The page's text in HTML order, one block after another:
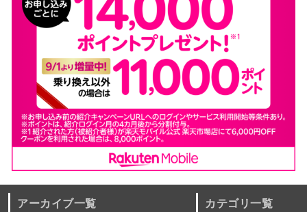
アーカイブ一覧 カテゴリ一覧